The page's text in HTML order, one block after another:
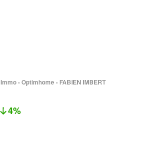
- Optimhome - FABIEN IMBERT
4%